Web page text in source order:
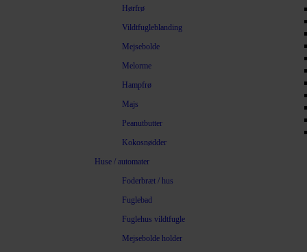
Hørfrø
Vildtfugleblanding
Mejsebolde
Melorme
Hampfrø
Majs
Peanutbutter
Kokosnødder
Huse / automater
Foderbræt / hus
Fuglebad
Fuglehus vildtfugle
Mejsebolde holder